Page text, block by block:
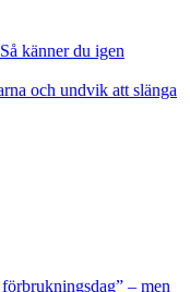
känner du igen
och undvik att slänga
– men